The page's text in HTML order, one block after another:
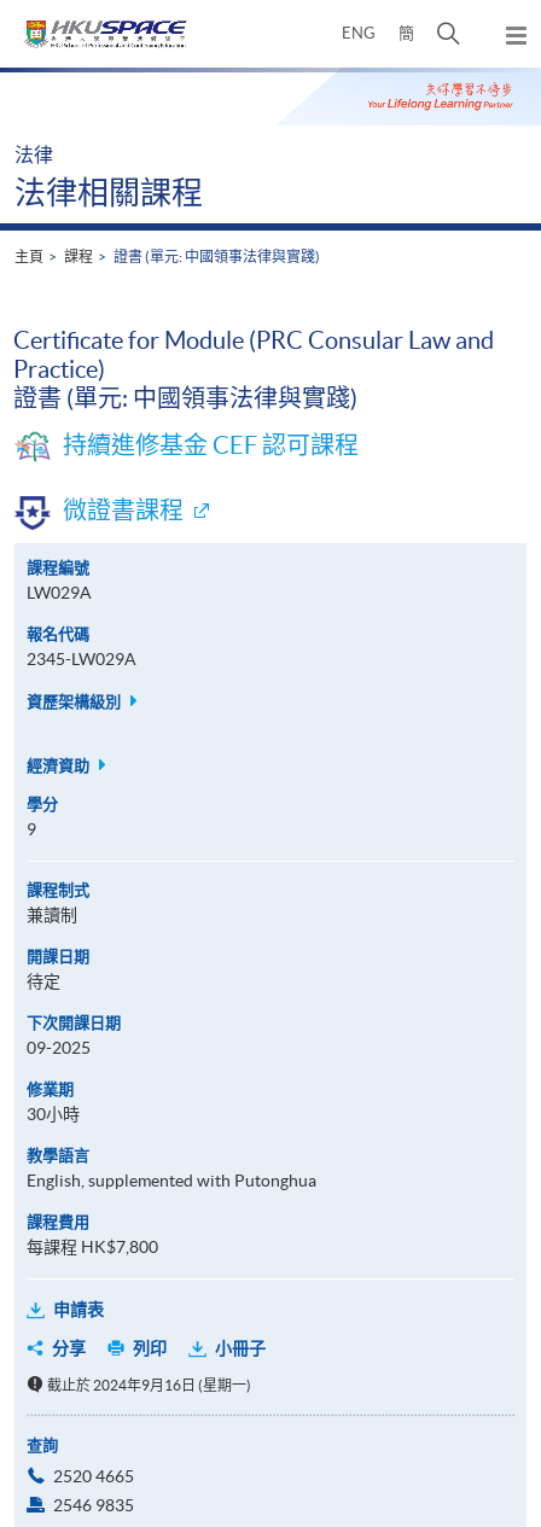
ENG 簡
開
搜
尋
彈
出
主
Main
法律
法律相關課程
主頁 課程 證書 (單元: 中國領事法律與實踐)
Certificate for Module (PRC Consular Law and
Practice)
證書 (單元: 中國領事法律與實踐)
持續進修基金 CEF 認可課程
微證書課程
課程編號
LW029A
報名代碼
2345-LW029A
資歷架構級別
經濟資助
學分
9
課程制式
兼讀制
開課日期
待定
下次開課日期
09-2025
修業期
30小時
教學語言
English, supplemented with Putonghua
課程費用
每課程 HK$7,800
申請表
分享
列印 小冊子
截止於 2024年9月16日 (星期一)
查詢
2520 4665
2546 9835